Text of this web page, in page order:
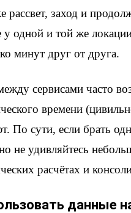
рассвет, заход и
одной и той же
минут друг от друга.
сервисами часто
времени
По сути, если брать
не удивляйтесь
расчётах и
данные